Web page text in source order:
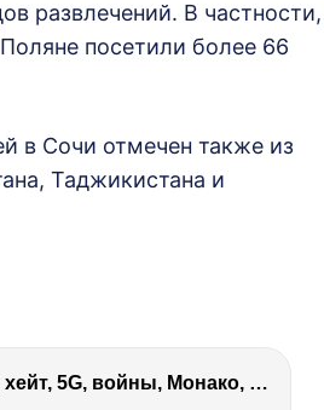
развлечений. В частности,
посетили более 66
в Сочи отмечен также из
Таджикистана и
Виктория Боня – Эверест, P.Diddy, Ozempic, мужчины, хейт, 5G, войны, Монако, ДОМ-2, Трамп, Собчак